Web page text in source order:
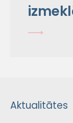
Aktualitātes